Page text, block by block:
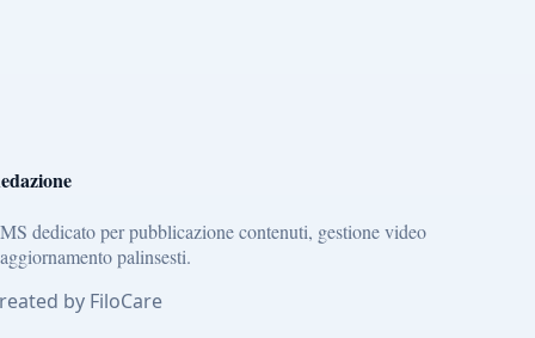
dedicato per pubblicazione contenuti, gestione video
palinsesti.
by FiloCare